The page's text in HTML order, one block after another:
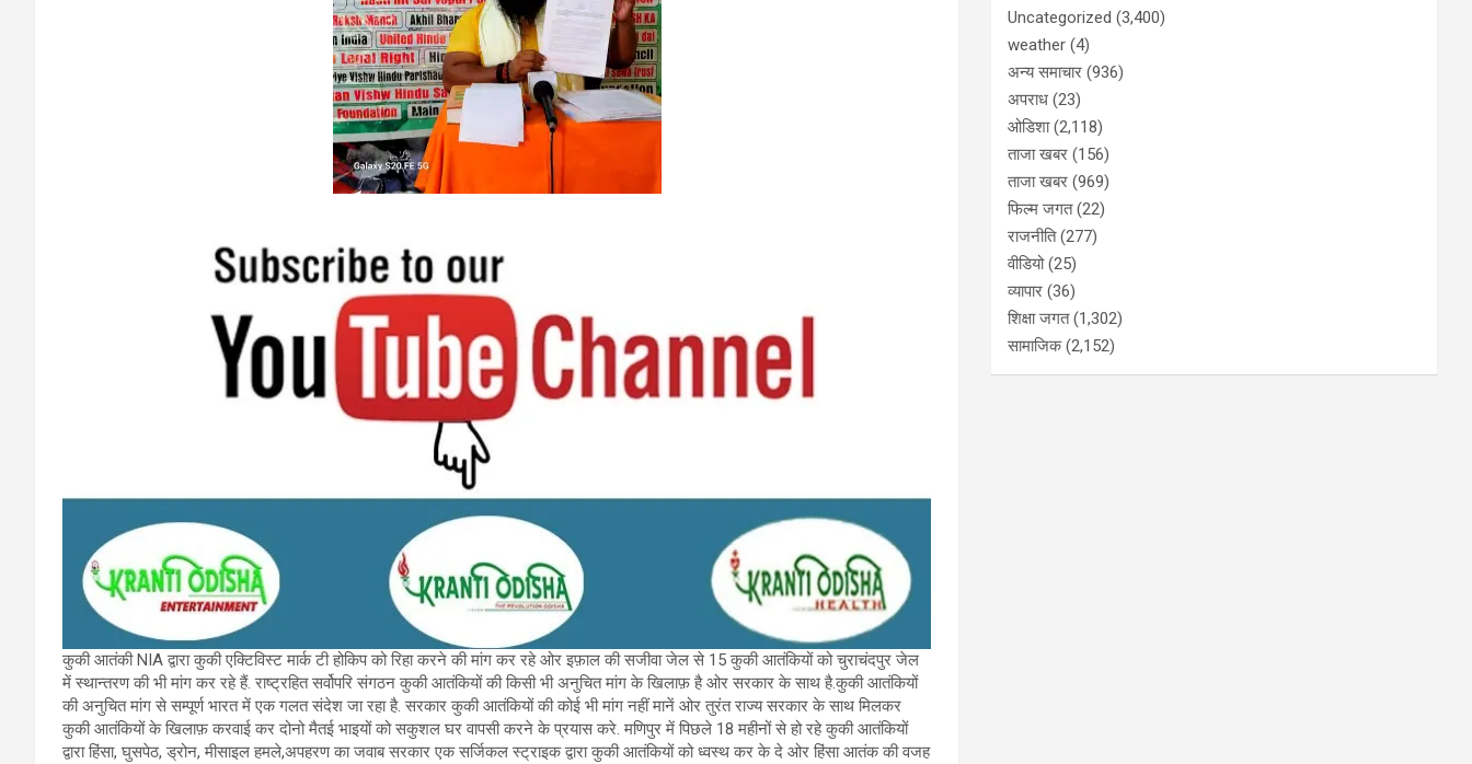
कुकी आतंकी NIA द्वारा कुकी एक्टिविस्ट मार्क टी होकिप को रिहा करने की मांग कर रहे ओर इफ़ाल की सजीवा जेल से 15 कुकी आतंकियों को चुराचंदपुर जेल
में स्थान्तरण की भी मांग कर रहे हैं. राष्ट्रहित सर्वोपरि संगठन कुकी आतंकियों की किसी भी अनुचित मांग के खिलाफ़ है ओर सरकार के साथ है.कुकी आतंकियों
की अनुचित मांग से सम्पूर्ण भारत में एक गलत संदेश जा रहा है. सरकार कुकी आतंकियों की कोई भी मांग नहीं मानें ओर तुरंत राज्य सरकार के साथ मिलकर
कुकी आतंकियों के खिलाफ़ करवाई कर दोनो मैतई भाइयों को सकुशल घर वापसी करने के प्रयास करे. मणिपुर में पिछले 18 महीनों से हो रहे कुकी आतंकियों
द्वारा हिंसा, घुसपेठ, ड्रोन, मीसाइल हमले,अपहरण का जवाब सरकार एक सर्जिकल स्ट्राइक द्वारा कुकी आतंकियों को ध्वस्थ कर के दे ओर हिंसा आतंक की वजह
Uncategorized (3,400)
weather (4)
अन्य समाचार (936)
अपराध (23)
ओडिशा(2,118)
ताजा खबर (156)
ताजा खबर (969)
फिल्म जगत(22)
राजनीति(277)
वीडियो(25)
व्यापार (36)
शिक्षा जगत(1,302)
सामाजिक(2,152)